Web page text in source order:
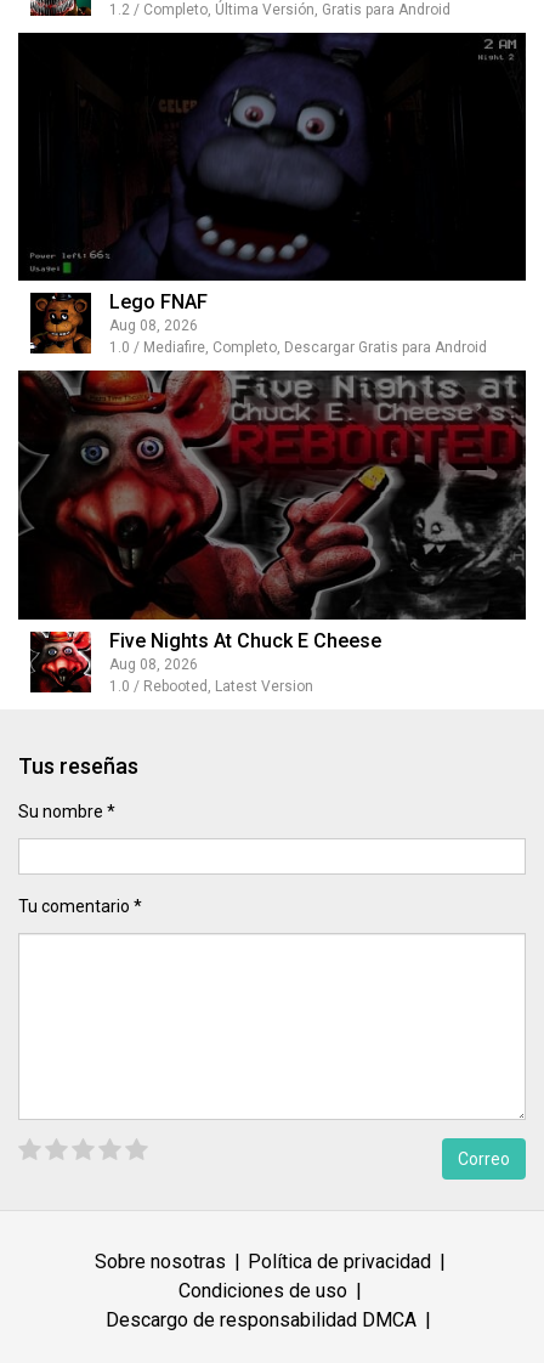
1.2 / Completo, Última Versión, Gratis para Android
Lego FNAF
Aug 08, 2026
1.0 / Mediafire, Completo, Descargar Gratis para Android
Five Nights At Chuck E Cheese
Aug 08, 2026
1.0 / Rebooted, Latest Version
Tus reseñas
Su nombre *
Tu comentario *
Sobre nosotras
Política de privacidad
Condiciones de uso
Descargo de responsabilidad DMCA